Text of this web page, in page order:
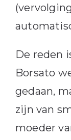
De reden
Borsato
gedaan,
zijn van
moeder